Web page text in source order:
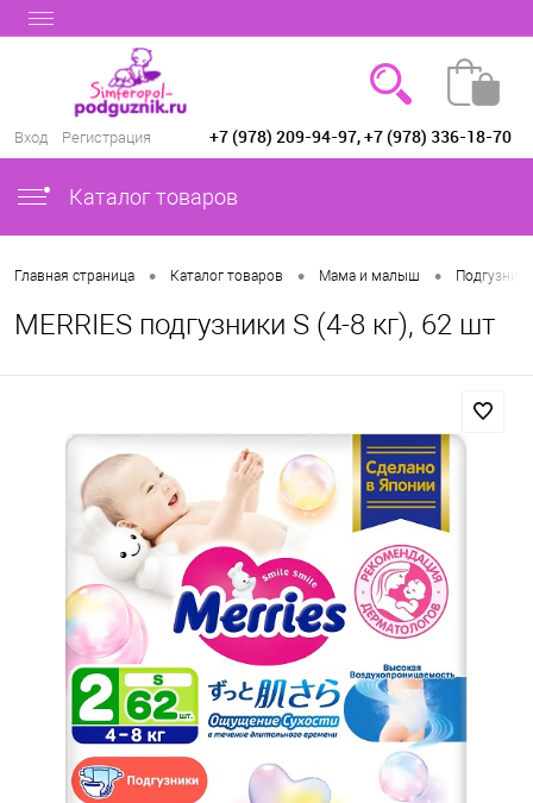
Вход Регистрация +7 (978) 209-94-97, +7 (978) 336-18-70
Каталог товаров
Главная страница • Каталог товаров • Мама и малыш •
MERRIES подгузники S (4-8 кг), 62 шт